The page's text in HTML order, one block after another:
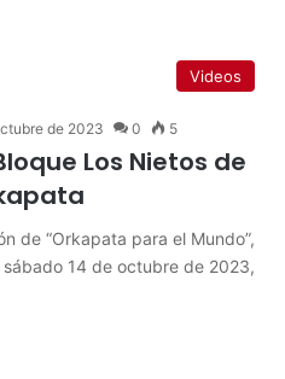
Videos
de 2023 0 5
Los Nietos de
de “Orkapata para el Mundo”,
14 de octubre de 2023,